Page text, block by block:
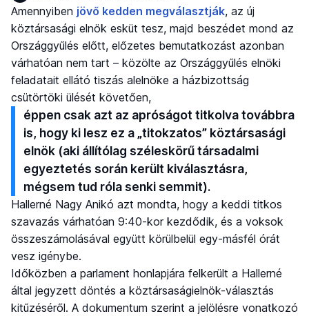
Amennyiben jövő kedden megválasztják, az új
köztársasági elnök esküt tesz, majd beszédet mond az
Országgyűlés előtt, előzetes bemutatkozást azonban
várhatóan nem tart – közölte az Országgyűlés elnöki
feladatait ellátó tiszás alelnöke a házbizottság
csütörtöki ülését követően,
éppen csak azt az apróságot titkolva továbbra
is, hogy ki lesz ez a „titokzatos” köztársasági
elnök (aki állítólag széleskörű társadalmi
egyeztetés során került kiválasztásra,
mégsem tud róla senki semmit).
Hallerné Nagy Anikó azt mondta, hogy a keddi titkos
szavazás várhatóan 9:40-kor kezdődik, és a voksok
összeszámolásával együtt körülbelül egy-másfél órát
vesz igénybe.
Időközben a parlament honlapjára felkerült a Hallerné
által jegyzett döntés a köztársaságielnök-választás
kitűzéséről. A dokumentum szerint a jelölésre vonatkozó